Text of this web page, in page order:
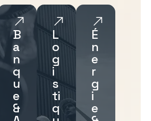
B
a
n
q
u
e
&
L
o
g
i
s
ti
q
É
n
e
r
g
i
e